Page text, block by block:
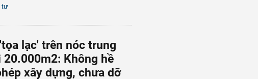
tư
lạc' trên nóc trung
Không hề
xây dựng, chưa dỡ